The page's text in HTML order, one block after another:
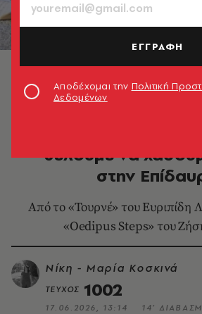
θέλουμε να
στην
Από το «Τουρνέ» του Ευριπίδη
«Oedipus Steps» του
Νίκη - Μαρία Κοσκινά
ΤΕΥΧΟΣ 1002
17.06.2026, 13:14 14’
ΕΓΓΡΑΦΗ
Αποδέχομαι την Πολιτική
Δεδομένων